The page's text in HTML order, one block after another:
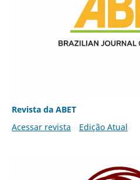
Revista da ABET
Acessar revista
Edição Atual